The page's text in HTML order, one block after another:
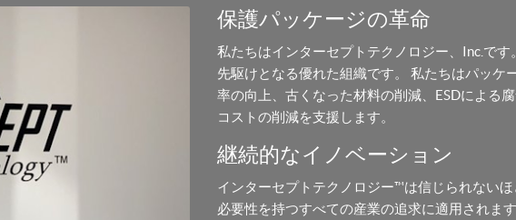
保護パッケージの革命
私たちはインターセプトテクノロジー、Inc.で
先駆けとなる優れた組織です。 私たちはパッケ
率の向上、古くなった材料の削減、ESDによる
コストの削減を支援します。
継続的なイノベーション
インターセプトテクノロジー™は信じられない
必要性を持つすべての産業の追求に適用されます